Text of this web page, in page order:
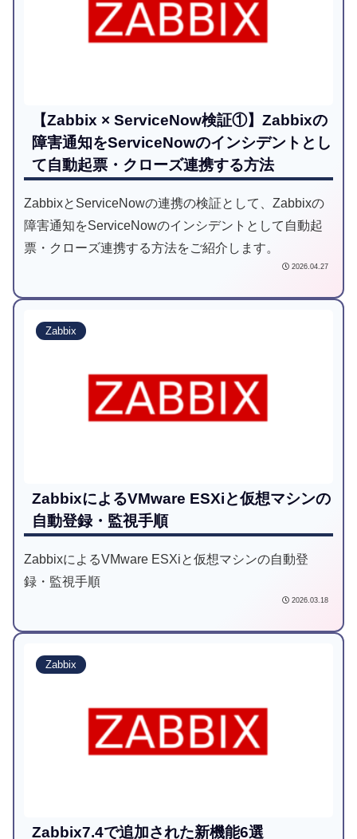
【Zabbix × ServiceNow検証①】Zabbixの
障害通知をServiceNowのインシデントとし
て自動起票・クローズ連携する方法
ZabbixとServiceNowの連携の検証として、Zabbixの
障害通知をServiceNowのインシデントとして自動起
票・クローズ連携する方法をご紹介します。
2026.04.27
Zabbix
ZabbixによるVMware ESXiと仮想マシンの
自動登録・監視手順
ZabbixによるVMware ESXiと仮想マシンの自動登
録・監視手順
2026.03.18
Zabbix
Zabbix7.4で追加された新機能6選